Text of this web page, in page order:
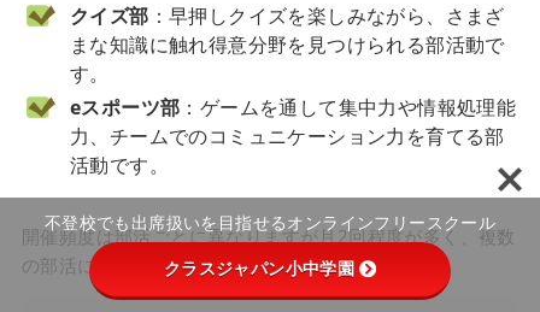
クイズ部 ：早押しクイズを楽しみながら、さまざ
まな知識に触れ得意分野を見つけられる部活動で
す。
eスポーツ部 ：ゲームを通して集中力や情報処理能
力、チームでのコミュニケーション力を育てる部
活動です。
開催頻度は部活ごとに異なりますが月2回程度が多く、複数
の部活に参加できる点も魅力です。
不登校でも出席扱いを目指せるオンラインフリースクール
クラスジャパン小中学園